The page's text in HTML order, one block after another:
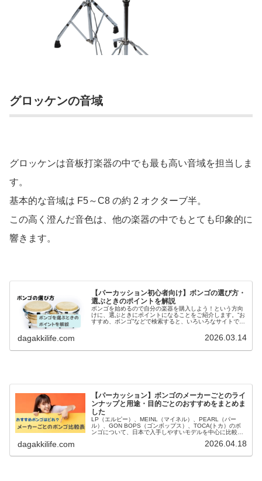
グロッケンの音域
グロッケンは音板打楽器の中でも最も高い音域を担当しま
す。
基本的な音域は F5～C8 の約 2 オクターブ半。
この高く澄んだ音色は、他の楽器の中でもとても印象的に
響きます。
【パーカッション初心者向け】ボンゴの選び方・
選ぶときのポイントを解説
ボンゴを始めるので自分の楽器を購入しよう！という方向
けに、選ぶときにポイントになることをご紹介します。”お
すすめ、ボンゴ”などで検索すると、いろいろなサイトでお
dagakkilife.com 2026.03.14
【パーカッション】ボンゴのメーカーごとのライ
ンナップと用途・目的ごとのおすすめをまとめま
した
LP（エルピー）、MEINL（マイネル）、PEARL（パー
ル）、GON BOPS（ゴンボップス）、TOCA(トカ）のボ
ンゴについて、日本で入手しやすいモデルを中心に比較表
dagakkilife.com 2026.04.18